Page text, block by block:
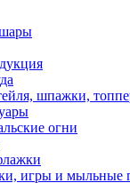
шпажки,
огни
игры и мыльные